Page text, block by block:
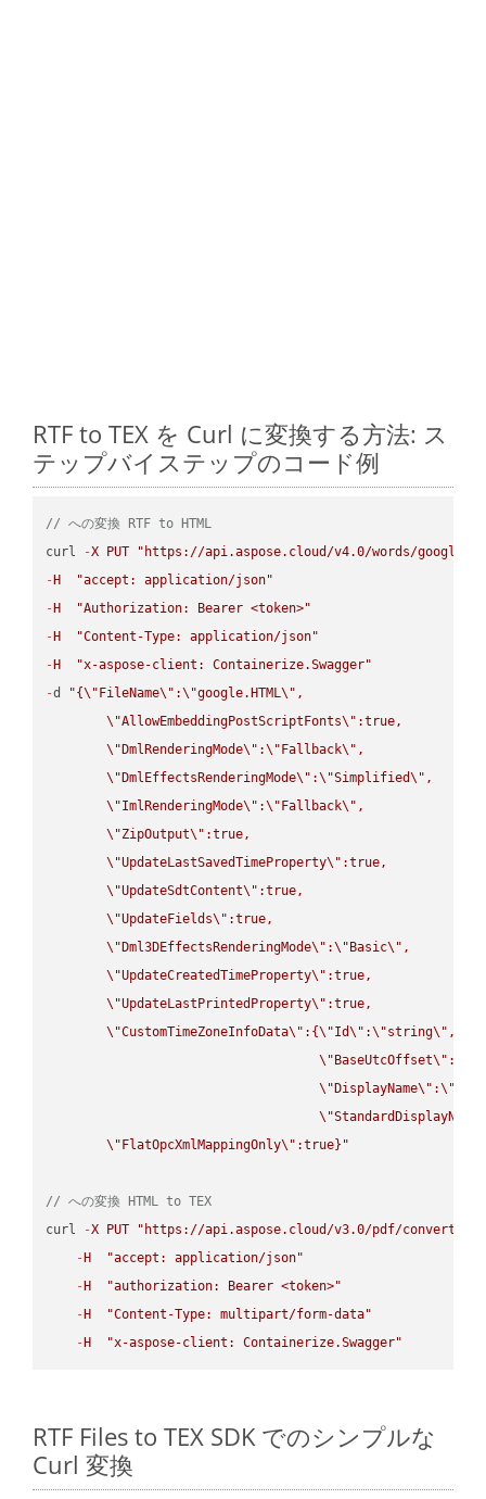
RTF to TEX を Curl に変換する方法: ス
テップバイステップのコード例
// への変換 RTF to HTML
curl
-X PUT
"https://api.aspose.cloud/v4.0/words/
- H
"accept: application/json"
- H
"Authorization: Bearer <token>"
- H
"Content-Type: application/json"
- H
"x-aspose-client: Containerize.Swagger"
-d "{\" FileName\" :\"google.HTML\" ,
\"AllowEmbeddingPostScriptFonts\" :true,
\" DmlRenderingMode\" :\" Fallback\" ,
\" DmlEffectsRenderingMode\" :\"Simplified\" ,
\"ImlRenderingMode\" :\" Fallback\" ,
\"ZipOutput\" :true,
\"UpdateLastSavedTimeProperty\" :true,
\"UpdateSdtContent\" :true,
\"UpdateFields\" :true,
\" Dml3DEffectsRenderingMode\" :\" Basic\" ,
\"UpdateCreatedTimeProperty\" :true,
\"UpdateLastPrintedProperty\" :true,
\"CustomTimeZoneInfoData\" :{\"Id\" :\"string\" ,
\" BaseUtcOffset\" :
\" DisplayName\" :\"
\"StandardDisplayName
\" FlatOpcXmlMappingOnly\" :true}"
// への変換 HTML to TEX
curl
-X PUT
"https://api.aspose.cloud/v3.0/pdf/convert/
- H
"accept: application/json"
- H
"authorization: Bearer <token>"
- H
"Content-Type: multipart/form-data"
- H "x-aspose-client: Containerize.Swagger"
RTF Files to TEX SDK でのシンプルな
Curl 変換